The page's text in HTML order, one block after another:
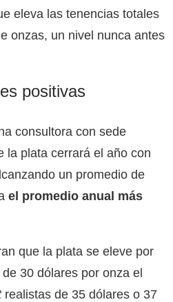
eleva las tenencias totales
onzas, un nivel nunca antes
positivas
consultora con sede
la plata cerrará el año con
un promedio de
el promedio anual más
que la plata se eleve por
30 dólares por onza el
realistas de 35 dólares o 37